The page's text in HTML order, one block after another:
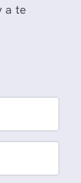
a te